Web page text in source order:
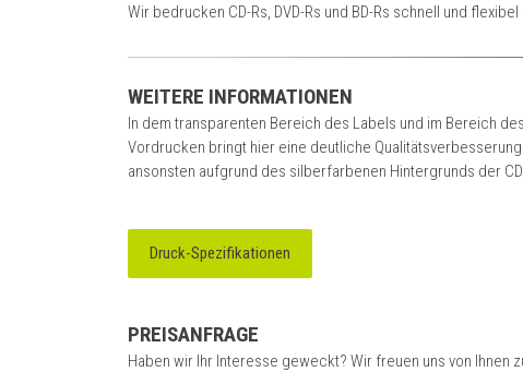
Wir bedrucken CD-Rs, DVD-Rs und BD-Rs schnell und
WEITERE INFORMATIONEN
In dem transparenten Bereich des Labels und im Bereich
Vordrucken bringt hier eine deutliche
ansonsten aufgrund des silberfarbenen Hintergrunds der
Druck-Spezifikationen
PREISANFRAGE
Haben wir Ihr Interesse geweckt? Wir freuen uns von